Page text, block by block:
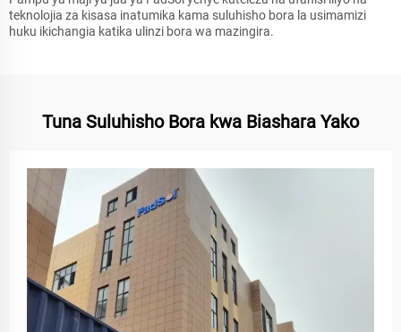
teknolojia za kisasa inatumika kama suluhisho bora la usimamizi
huku ikichangia katika ulinzi bora wa mazingira.
Tuna Suluhisho Bora kwa Biashara Yako